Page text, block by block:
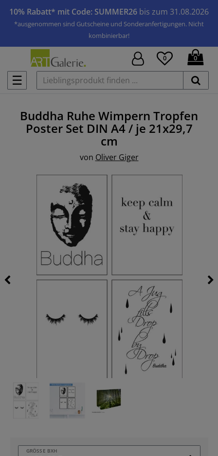
10% Rabatt* mit Code: SUMMER26 bis zum 31.08.2026
*ausgenommen sind Gutscheine und Sonderanfertigungen. Nicht
kombinierbar!
☰
0 0
Buddha Ruhe Wimpern Tropfen
Poster Set DIN A4 / je 21x29,7
cm
von Oliver Giger
GRÖSSE BXH